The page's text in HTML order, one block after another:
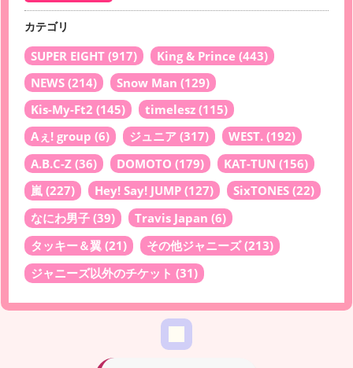
カテゴリ
SUPER EIGHT (917) King & Prince (443)
NEWS (214) Snow Man (129)
Kis-My-Ft2 (145) timelesz (115)
Aぇ! group (6) ジュニア (317) WEST. (192)
A.B.C-Z (36) DOMOTO (179) KAT-TUN (156)
嵐 (227) Hey! Say! JUMP (127) SixTONES (22)
なにわ男子 (39) Travis Japan (6)
タッキー＆翼 (21) その他ジャニーズ(213)
ジャニーズ以外のチケット (31)